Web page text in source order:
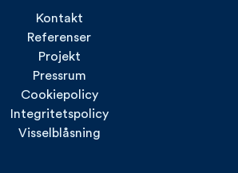
Kontakt
Referenser
Projekt
Pressrum
Cookiepolicy
Integritetspolicy
Visselblåsning